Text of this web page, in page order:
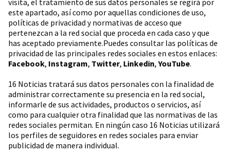
visita, el tratamiento de sus datos personales se regirá por
este apartado, así como por aquellas condiciones de uso,
políticas de privacidad y normativas de acceso que
pertenezcan a la red social que proceda en cada caso y que
has aceptado previamente.Puedes consultar las políticas de
privacidad de las principales redes sociales en estos enlaces:
Facebook, Instagram, Twitter, Linkedin,YouTube.
16 Noticias tratará sus datos personales con la finalidad de
administrar correctamente su presencia en la red social,
informarle de sus actividades, productos o servicios, así
como para cualquier otra finalidad que las normativas de las
redes sociales permitan. En ningún caso 16 Noticias utilizará
los perfiles de seguidores en redes sociales para enviar
publicidad de manera individual.